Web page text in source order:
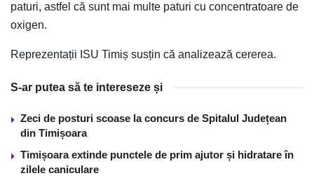
paturi, astfel că sunt mai multe paturi cu concentratoare de
oxigen.
Reprezentații ISU Timiș susțin că analizează cererea.
S-ar putea să te intereseze și
Zeci de posturi scoase la concurs de Spitalul Județean
din Timișoara
Timișoara extinde punctele de prim ajutor și hidratare în
zilele caniculare